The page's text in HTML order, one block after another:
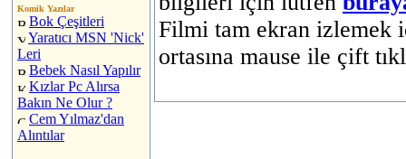
Komik Yazılar
Bok Çeşitleri
Yaratıcı MSN 'Nick'
Leri
Bebek Nasıl Yapılır
Kızlar Pc Alırsa
Bakın Ne Olur ?
Cem Yılmaz'dan
Alıntılar
Filmi tam ekran izlemek
ortasına mause ile çift